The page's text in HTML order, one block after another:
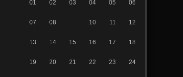
01 02 03 04 05 06
07 08 10 11 12
13 14 15 16 17 18
19 20 21 22 23 24